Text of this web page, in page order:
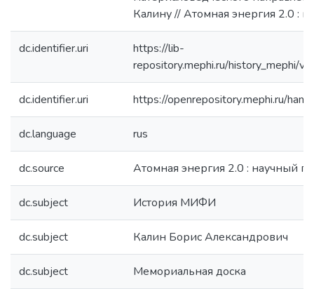
В НИЯУ МИФИ открыли
Калину // Атомная энергия 2.0 :
repository.mephi.ru/history_mephi/
dc.identifier.uri
dc.language rus
dc.source Атомная энергия 2.0 : научный
dc.subject История МИФИ
dc.subject Калин Борис Александрович